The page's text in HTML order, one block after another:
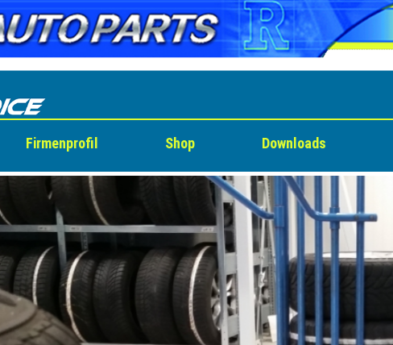
Firmenprofil Shop Downloads